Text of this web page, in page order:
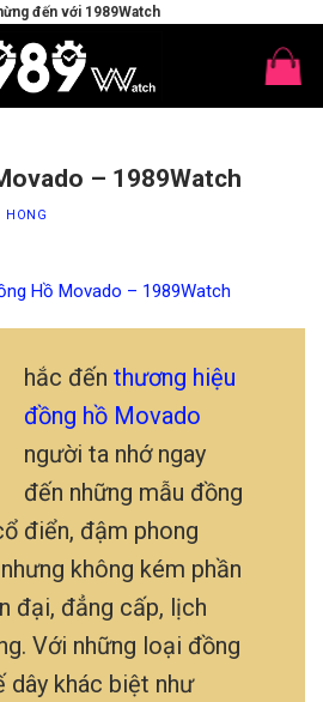
đến với 1989Watch
– 1989Watch
HONG
Hồ Movado – 1989Watch
hắc đếnthương hiệu
đồng hồ Movado
người ta nhớ ngay
đến những mẫu đồng
điển, đậm phong
không kém phần
đại, đẳng cấp, lịch
Với những loại đồng
dây khác biệt như